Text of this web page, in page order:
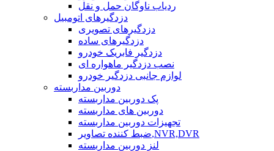
ردیاب ناوگان حمل و نقل
دزدگیرهای اتومبیل
دزدگیرهای تصویری
دزدگیرهای ساده
دزدگیر فابریک خودرو
نصب دزدگیر ماهواره ای
لوازم جانبی دزدگیر خودرو
دوربین مداربسته
پک دوربین مداربسته
دوربین های مداربسته
تجهیزات دوربین مداربسته
ضبط کننده تصاویر,NVR,DVR
لنز دوربین مداربسته